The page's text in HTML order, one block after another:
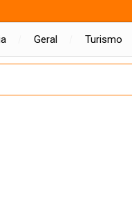
Geral Turismo